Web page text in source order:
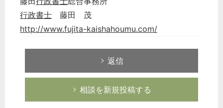
行政書士 藤田 茂
http://www.fujita-kaishahoumu.com/
返信
相談を新規投稿する